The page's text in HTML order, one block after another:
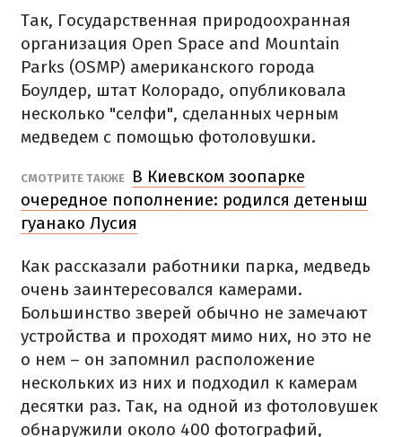
Так, Государственная природоохранная
организация Open Space and Mountain
Parks (OSMP) американского города
Боулдер, штат Колорадо, опубликовала
несколько "селфи", сделанных черным
медведем с помощью фотоловушки.
СМОТРИТЕ ТАКЖЕ
В Киевском зоопарке
очередное пополнение: родился детеныш
гуанако Лусия
Как рассказали работники парка, медведь
очень заинтересовался камерами.
Большинство зверей обычно не замечают
устройства и проходят мимо них, но это не
о нем – он запомнил расположение
нескольких из них и подходил к камерам
десятки раз. Так, на одной из фотоловушек
обнаружили около 400 фотографий,